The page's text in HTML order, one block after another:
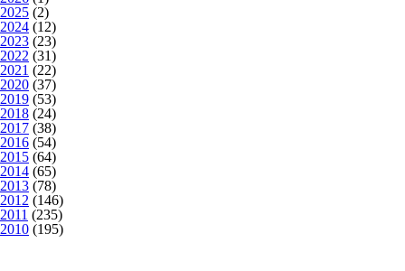
2025 (2)
2024 (12)
2023 (23)
2022 (31)
2021 (22)
2020 (37)
2019 (53)
2018 (24)
2017 (38)
2016 (54)
2015 (64)
2014 (65)
2013 (78)
2012 (146)
2011 (235)
2010 (195)